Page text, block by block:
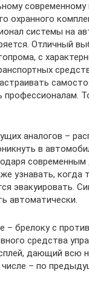
охранного
системы на
Отличный
с
профессионалам.
аналогов –
в
современным
узнавать, когда
эвакуировать.
автоматически.
– брелоку с
средства
дающий всю
– по